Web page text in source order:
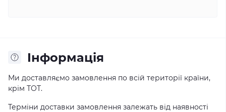
Iнформація
Ми доставляємо замовлення по всій території країни,
крім ТОТ.
Терміни доставки замовлення залежать від наявності